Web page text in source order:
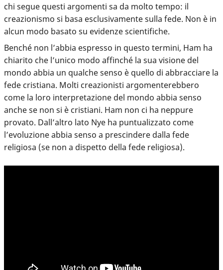
chi segue questi argomenti sa da molto tempo: il
creazionismo si basa esclusivamente sulla fede. Non è in
alcun modo basato su evidenze scientifiche.
Benché non l’abbia espresso in questo termini, Ham ha
chiarito che l’unico modo affinché la sua visione del
mondo abbia un qualche senso è quello di abbracciare la
fede cristiana. Molti creazionisti argomenterebbero
come la loro interpretazione del mondo abbia senso
anche se non si è cristiani. Ham non ci ha neppure
provato. Dall’altro lato Nye ha puntualizzato come
l’evoluzione abbia senso a prescindere dalla fede
religiosa (se non a dispetto della fede religiosa).